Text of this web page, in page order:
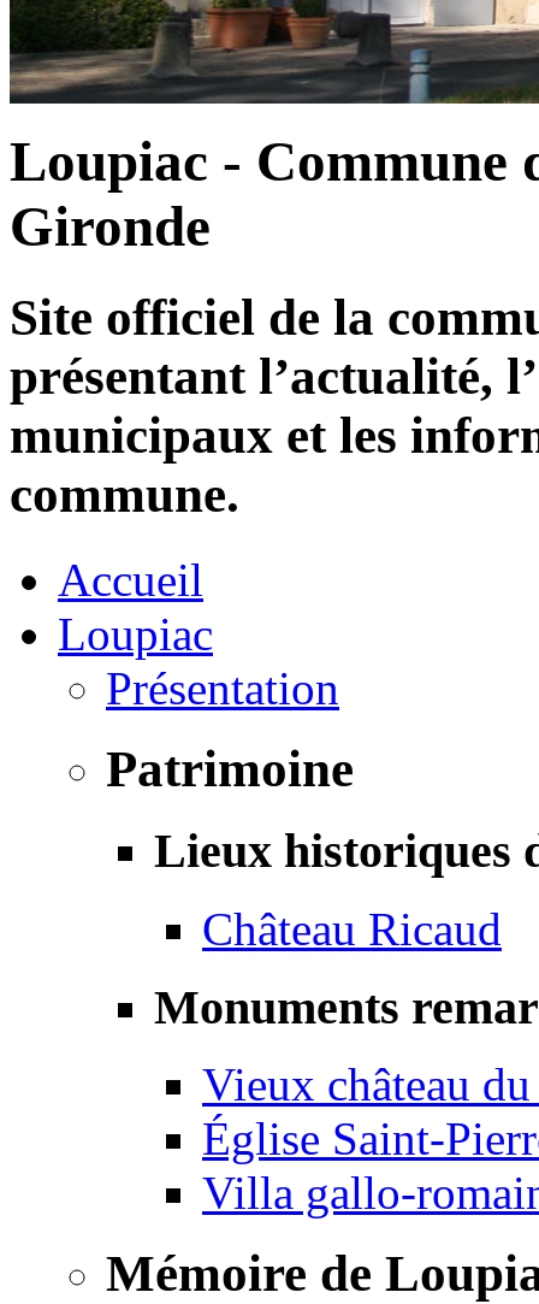
Loupiac - Commune
Gironde
Site officiel de la
présentant l’actualité,
municipaux et les
commune.
Accueil
Loupiac
Présentation
Patrimoine
Lieux historiques
Château Ricaud
Monuments
Vieux château
Église Saint-
Villa gallo-
Mémoire de